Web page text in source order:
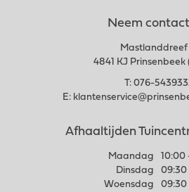
Neem
Mastlanddreef
4841 KJ Prinsenbeek
T: 076-
E:
Afhaaltijden
Maandag
Dinsdag
09:30
Woensdag
09:30